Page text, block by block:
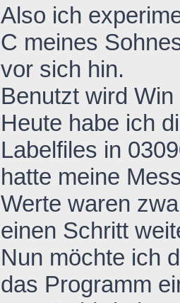
Also ich
C meines
vor sich hin.
Benutzt wird
Heute habe ich
Labelfiles in
hatte meine
Werte waren
einen Schritt
Nun möchte ich
das Programm